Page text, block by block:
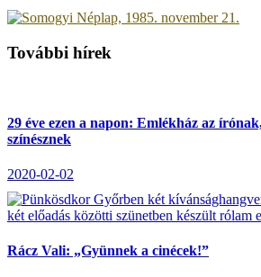
További hírek
29 éve ezen a napon: Emlékház az
színésznek
2020-02-02
Rácz Vali: „Gyünnek a cinécek!”